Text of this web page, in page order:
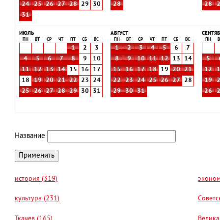
24 25 26 27 28 29
30
31
28 28
ИЮЛЬ
ПН ВТ СР ЧТ СБ ВС
1 2
3
4
5 6 7 8 9
10
11
12 13 14 15 16
17
18
19 20 21 22 23
24
25
26 27 28 29 30 31
АВГУСТ
ПН ВТ СР ЧТ СБ ВС
1 2 3 4 5 6
7
8
9 10 11 12 13
14
15
16 17 18 19 20
21
22
23 24 25 26 27
28
29
30 31
ПН
5
12
19
26
Название
история (319)
культура (231)
Ткачев (165)